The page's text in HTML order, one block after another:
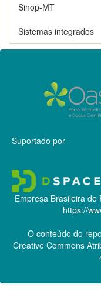
Sinop-MT
Sistemas integrados
Suportado por
Empresa Brasileira de
https://
O conteúdo do
Creative Commons